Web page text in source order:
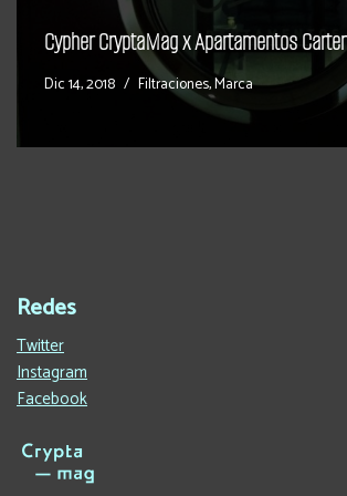
Cypher CryptaMag x Apartamentos Carter
Dic 14, 2018 Filtraciones,Marca
Redes
Twitter
Instagram
Facebook